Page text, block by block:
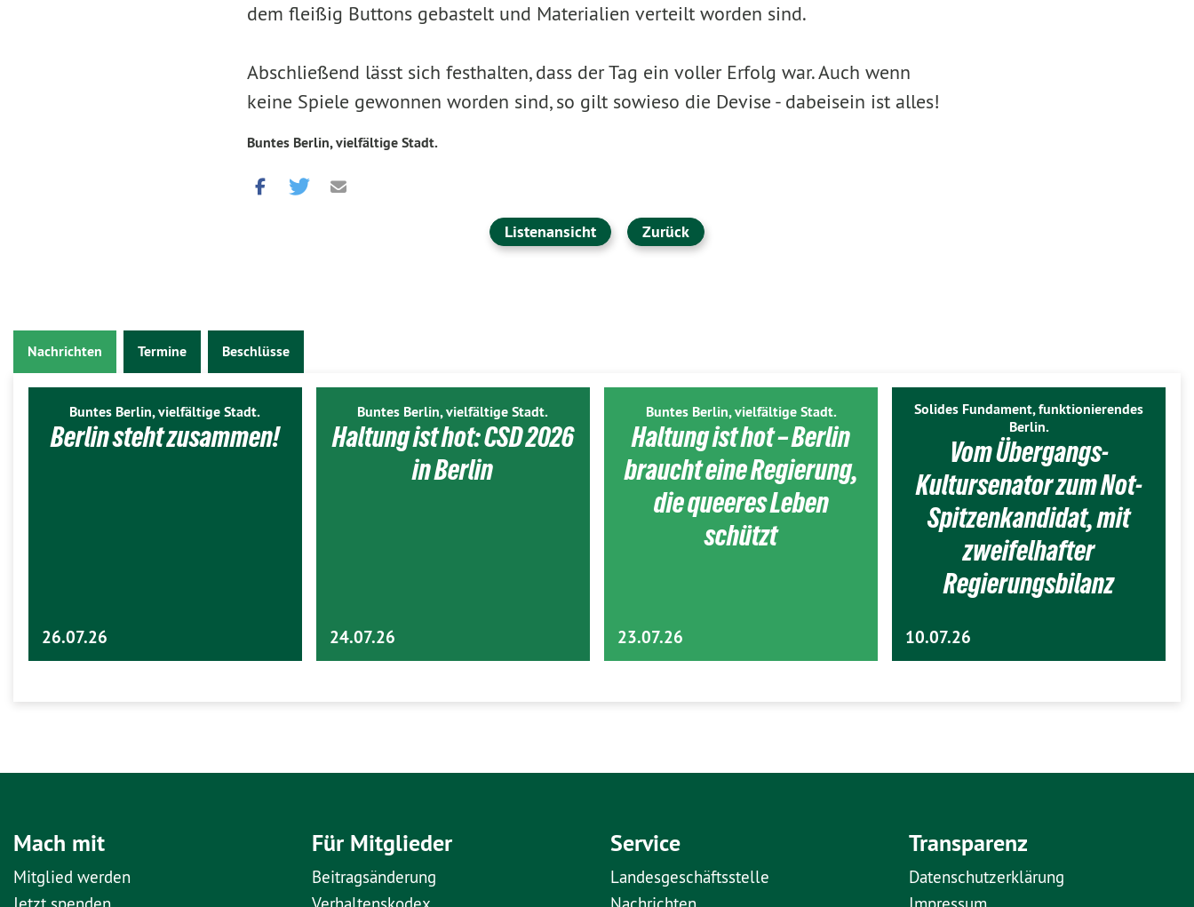
dem fleißig Buttons gebastelt und Materialien verteilt worden sind.
Abschließend lässt sich festhalten, dass der Tag ein voller Erfolg war. Auch wenn
keine Spiele gewonnen worden sind, so gilt sowieso die Devise - dabeisein ist alles!
Buntes Berlin, vielfältige Stadt.
Listenansicht Zurück
Nachrichten Termine Beschlüsse
Buntes Berlin, vielfältige Stadt.
Berlin steht zusammen!
26.07.26
Buntes Berlin, vielfältige Stadt.
Haltung ist hot: CSD 2026
in Berlin
24.07.26
Buntes Berlin, vielfältige Stadt.
Haltung ist hot – Berlin
braucht eine Regierung,
die queeres Leben
schützt
23.07.26
Solides Fundament, funktionierendes
Berlin.
Vom Übergangs-
Kultursenator zum Not-
Spitzenkandidat, mit
zweifelhafter
Regierungsbilanz
10.07.26
Mach mit
Mitglied werden
Für Mitglieder
Beitragsänderung
Service
Landesgeschäftsstelle
Transparenz
Datenschutzerklärung